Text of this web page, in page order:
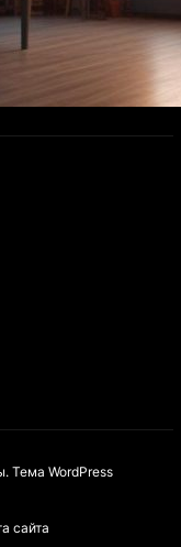
Тема WordPress
сайта